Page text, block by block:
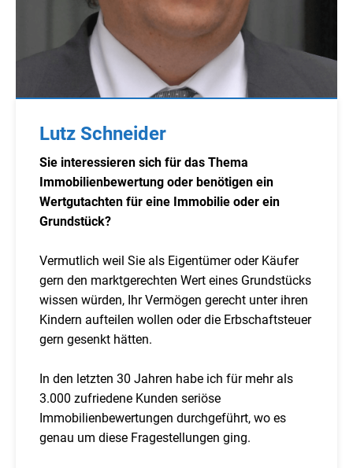
Lutz Schneider
Sie interessieren sich für das Thema
Immobilienbewertung oder benötigen ein
Wertgutachten für eine Immobilie oder ein
Grundstück?
Vermutlich weil Sie als Eigentümer oder Käufer
gern den marktgerechten Wert eines Grundstücks
wissen würden, Ihr Vermögen gerecht unter ihren
Kindern aufteilen wollen oder die Erbschaftsteuer
gern gesenkt hätten.
In den letzten 30 Jahren habe ich für mehr als
3.000 zufriedene Kunden seriöse
Immobilienbewertungen durchgeführt, wo es
genau um diese Fragestellungen ging.